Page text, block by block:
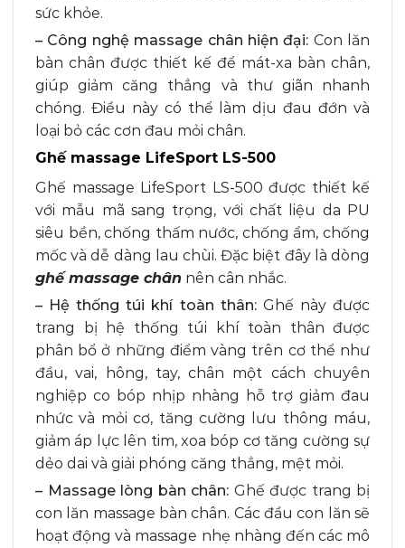
sức khỏe.
– Công nghệ massage chân hiện đại: Con lăn
bàn chân được thiết kế để mát-xa bàn chân,
giúp giảm căng thẳng và thư giãn nhanh
chóng. Điều này có thể làm dịu đau đớn và
loại bỏ các cơn đau mỏi chân.
Ghế massage LifeSport LS-500
Ghế massage LifeSport LS-500 được thiết kế
với mẫu mã sang trọng, với chất liệu da PU
siêu bền, chống thấm nước, chống ẩm, chống
mốc và dễ dàng lau chùi. Đặc biệt đây là dòng
ghế massage chân nên cân nhắc.
– Hệ thống túi khí toàn thân:Ghế này được
trang bị hệ thống túi khí toàn thân được
phân bổ ở những điểm vàng trên cơ thể như
đầu, vai, hông, tay, chân một cách chuyên
nghiệp co bóp nhịp nhàng hỗ trợ giảm đau
nhức và mỏi cơ, tăng cường lưu thông máu,
giảm áp lực lên tim, xoa bóp cơ tăng cường sự
dẻo dai và giải phóng căng thẳng, mệt mỏi.
– Massage lòng bàn chân: Ghế được trang bị
con lăn massage bàn chân. Các đầu con lăn sẽ
hoạt động và massage nhẹ nhàng đến các mô